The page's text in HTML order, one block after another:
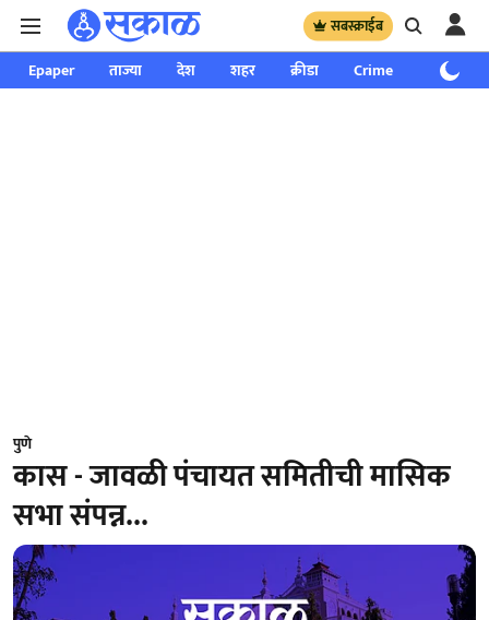
सबस्क्राईब
Epaper ताज्या देश शहर क्रीडा Crime साप्ताहिक
पुणे
कास - जावळी पंचायत समितीची मासिक
सभा संपन्न...